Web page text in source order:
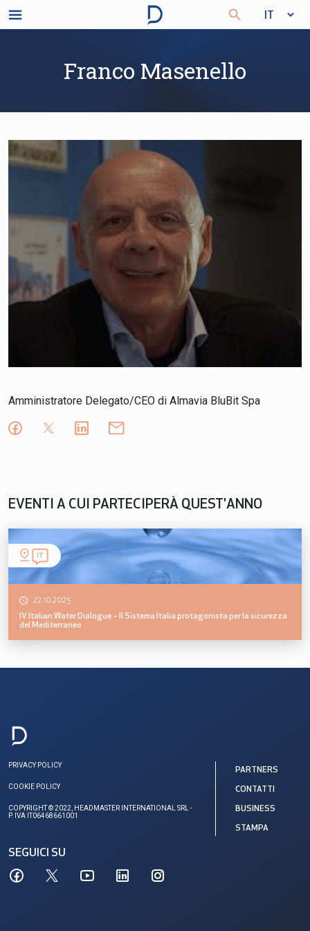
Franco Masenello
Amministratore Delegato/CEO di Almavia BluBit Spa
EVENTI A CUI PARTECIPERÀ QUEST'ANNO
IT
22.10.2025
IV Italian Water Dialogue – Il Sistema Italia protagonista per la sicurezza
del Mediterraneo
PRIVACY POLICY
COOKIE POLICY
COPYRIGHT © 2022, HEADMASTER INTERNATIONAL SRL -
P. IVA IT06468661001
SEGUICI SU
PARTNERS
CONTATTI
BUSINESS
STAMPA